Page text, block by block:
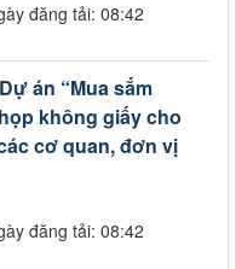
đăng tải: 08:42
án “Mua sắm
không giấy cho
cơ quan, đơn vị
đăng tải: 08:42